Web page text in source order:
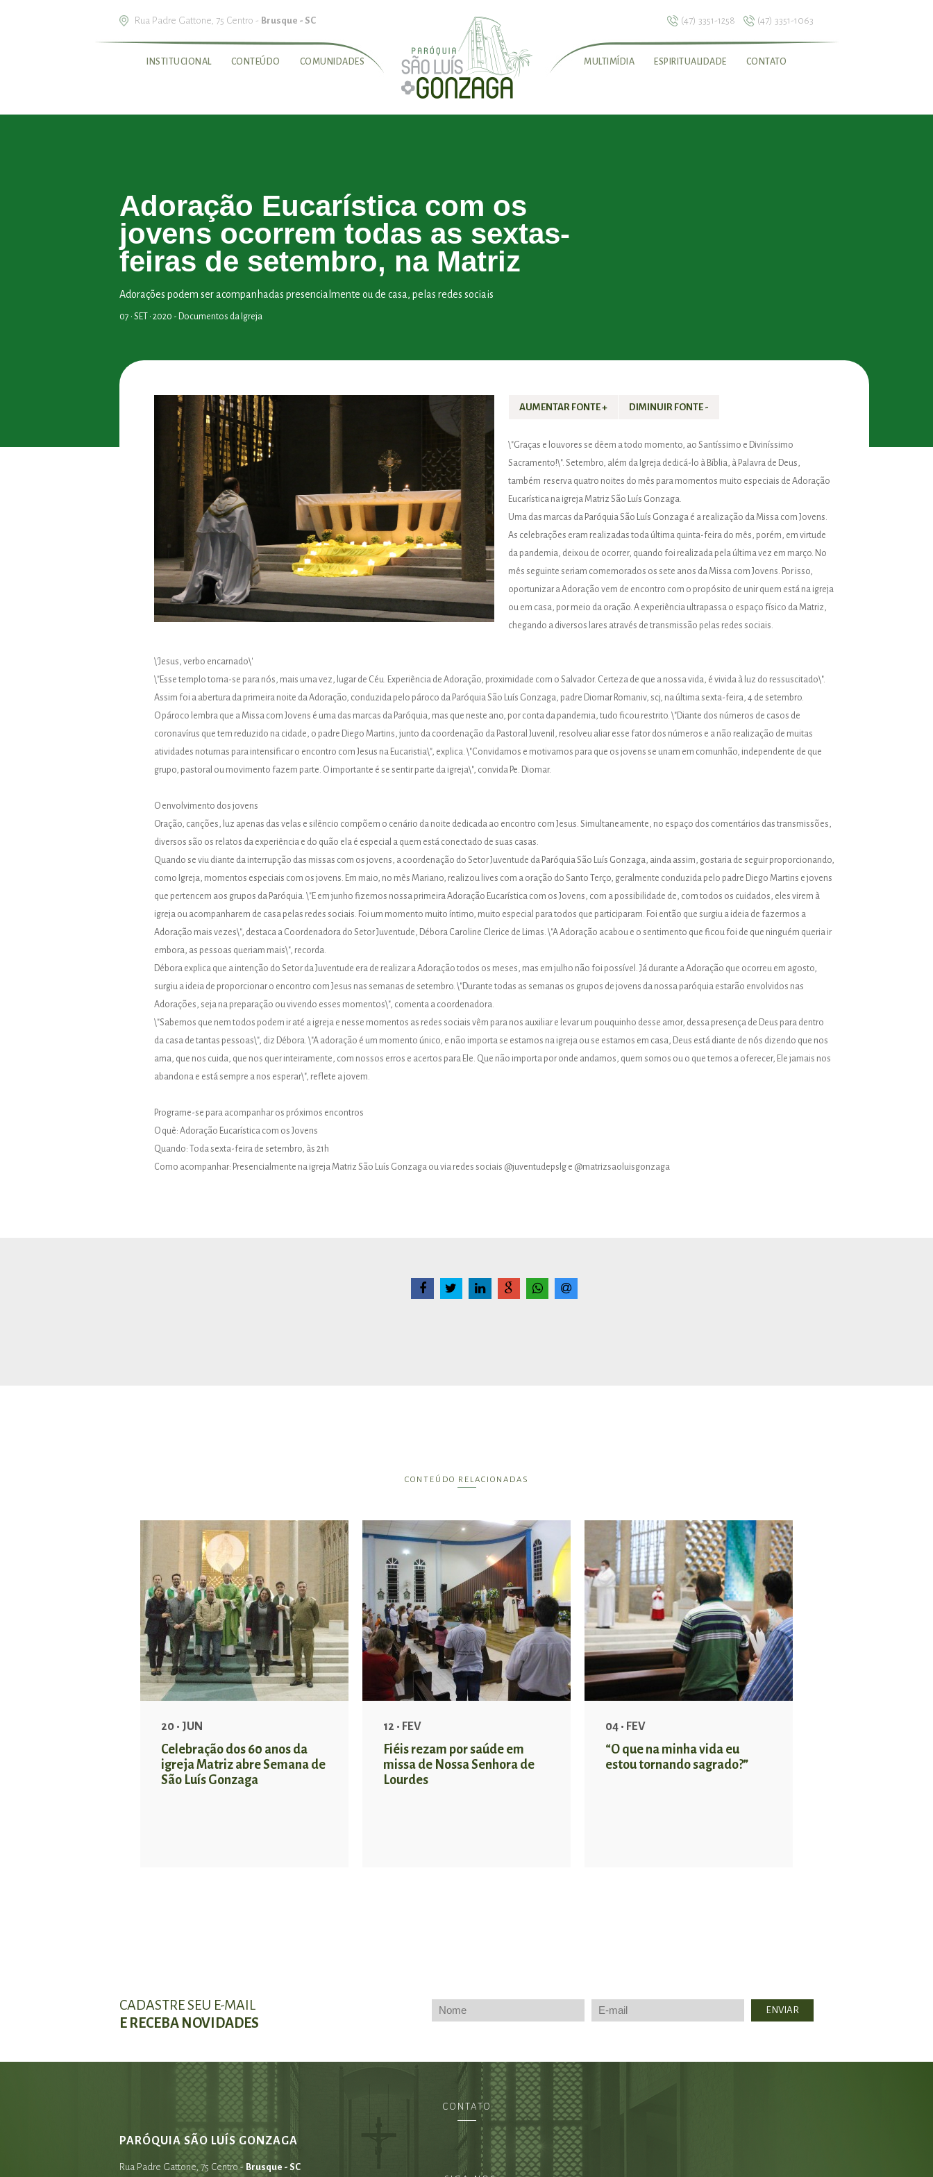
(47) 3351-1258 (47) 3351-1063
Rua Padre Gattone, 75 Centro - Brusque - SC
INSTITUCIONAL CONTEÚDO COMUNIDADES MULTIMÍDIA ESPIRITUALIDADE CONTATO
Adoração Eucarística com os
jovens ocorrem todas as sextas-
feiras de setembro, na Matriz
Adorações podem ser acompanhadas presencialmente ou de casa, pelas redes sociais
07 • SET • 2020 - Documentos da Igreja
AUMENTAR FONTE + DIMINUIR FONTE -
\"Graças e louvores se dêem a todo momento, ao Santíssimo e Diviníssimo
Sacramento!\". Setembro, além da Igreja dedicá-lo à Bíblia, à Palavra de Deus,
também reserva quatro noites do mês para momentos muito especiais de Adoração
Eucarística na igreja Matriz São Luís Gonzaga.
Uma das marcas da Paróquia São Luís Gonzaga é a realização da Missa com Jovens.
As celebrações eram realizadas toda última quinta-feira do mês, porém, em virtude
da pandemia, deixou de ocorrer, quando foi realizada pela última vez em março. No
mês seguinte seriam comemorados os sete anos da Missa com Jovens. Por isso,
oportunizar a Adoração vem de encontro com o propósito de unir quem está na igreja
ou em casa, por meio da oração. A experiência ultrapassa o espaço físico da Matriz,
chegando a diversos lares através de transmissão pelas redes sociais.
\'Jesus, verbo encarnado\'
\"Esse templo torna-se para nós, mais uma vez, lugar de Céu. Experiência de Adoração, proximidade com o Salvador. Certeza de que a nossa vida, é vivida à luz do ressuscitado\".
Assim foi a abertura da primeira noite da Adoração, conduzida pelo pároco da Paróquia São Luís Gonzaga, padre Diomar Romaniv, scj, na última sexta-feira, 4 de setembro.
O pároco lembra que a Missa com Jovens é uma das marcas da Paróquia, mas que neste ano, por conta da pandemia, tudo ficou restrito. \"Diante dos números de casos de
coronavírus que tem reduzido na cidade, o padre Diego Martins, junto da coordenação da Pastoral Juvenil, resolveu aliar esse fator dos números e a não realização de muitas
atividades noturnas para intensificar o encontro com Jesus na Eucaristia\", explica. \"Convidamos e motivamos para que os jovens se unam em comunhão, independente de que
grupo, pastoral ou movimento fazem parte. O importante é se sentir parte da igreja\", convida Pe. Diomar.
O envolvimento dos jovens
Oração, canções, luz apenas das velas e silêncio compõem o cenário da noite dedicada ao encontro com Jesus. Simultaneamente, no espaço dos comentários das transmissões,
diversos são os relatos da experiência e do quão ela é especial a quem está conectado de suas casas.
Quando se viu diante da interrupção das missas com os jovens, a coordenação do Setor Juventude da Paróquia São Luís Gonzaga, ainda assim, gostaria de seguir proporcionando,
como Igreja, momentos especiais com os jovens. Em maio, no mês Mariano, realizou lives com a oração do Santo Terço, geralmente conduzida pelo padre Diego Martins e jovens
que pertencem aos grupos da Paróquia. \"E em junho fizemos nossa primeira Adoração Eucarística com os Jovens, com a possibilidade de, com todos os cuidados, eles virem à
igreja ou acompanharem de casa pelas redes sociais. Foi um momento muito íntimo, muito especial para todos que participaram. Foi então que surgiu a ideia de fazermos a
Adoração mais vezes\", destaca a Coordenadora do Setor Juventude, Débora Caroline Clerice de Limas. \"A Adoração acabou e o sentimento que ficou foi de que ninguém queria ir
embora, as pessoas queriam mais\", recorda.
Débora explica que a intenção do Setor da Juventude era de realizar a Adoração todos os meses, mas em julho não foi possível. Já durante a Adoração que ocorreu em agosto,
surgiu a ideia de proporcionar o encontro com Jesus nas semanas de setembro. \"Durante todas as semanas os grupos de jovens da nossa paróquia estarão envolvidos nas
Adorações, seja na preparação ou vivendo esses momentos\", comenta a coordenadora.
\"Sabemos que nem todos podem ir até a igreja e nesse momentos as redes sociais vêm para nos auxiliar e levar um pouquinho desse amor, dessa presença de Deus para dentro
da casa de tantas pessoas\", diz Débora. \"A adoração é um momento único, e não importa se estamos na igreja ou se estamos em casa, Deus está diante de nós dizendo que nos
ama, que nos cuida, que nos quer inteiramente, com nossos erros e acertos para Ele. Que não importa por onde andamos, quem somos ou o que temos a oferecer, Ele jamais nos
abandona e está sempre a nos esperar\", reflete a jovem.
Programe-se para acompanhar os próximos encontros
O quê: Adoração Eucarística com os Jovens
Quando: Toda sexta-feira de setembro, às 21h
Como acompanhar: Presencialmente na igreja Matriz São Luís Gonzaga ou via redes sociais @juventudepslg e @matrizsaoluisgonzaga
CONTEÚDO RELACIONADAS
20 • JUN
Celebração dos 60 anos da
igreja Matriz abre Semana de
São Luís Gonzaga
12 • FEV
Fiéis rezam por saúde em
missa de Nossa Senhora de
Lourdes
04 • FEV
“O que na minha vida eu
estou tornando sagrado?”
CADASTRE SEU E-MAIL
E RECEBA NOVIDADES
CONTATO
PARÓQUIA SÃO LUÍS GONZAGA
Rua Padre Gattone, 75 Centro - Brusque - SC